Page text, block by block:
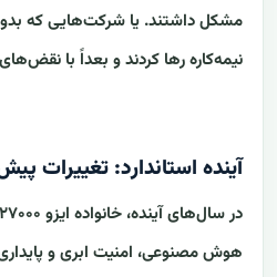
مشکل داشتند. یا شرکت‌هایی که
نیمه‌کاره رها کردند و بعداً با
آینده استاندارد: تغییرات
هوش مصنوعی، امنیت ابری و